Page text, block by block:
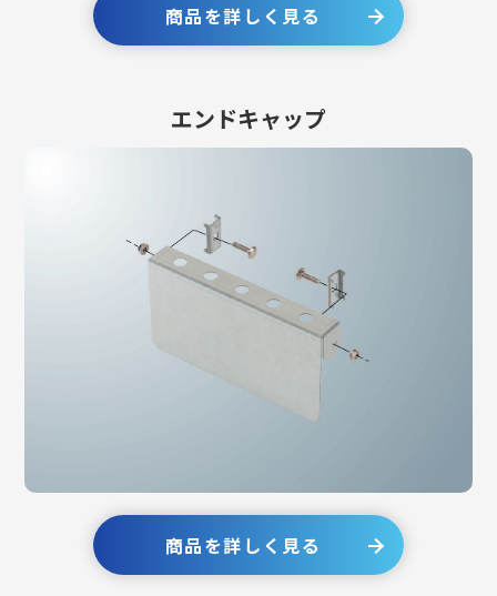
商品を詳しく見る
エンドキャップ
商品を詳しく見る